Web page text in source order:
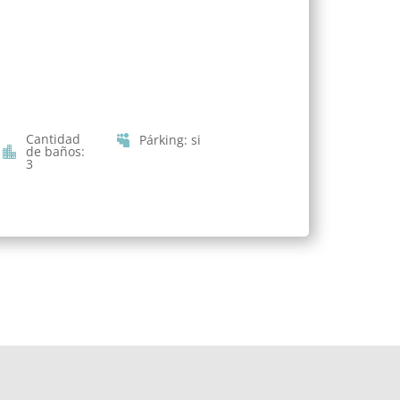
Cantidad
de baños:
3
Párking:si